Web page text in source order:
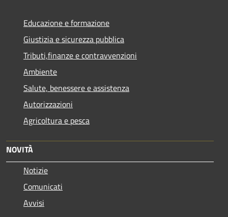
Educazione e formazione
Giustizia e sicurezza pubblica
Tributi,finanze e contravvenzioni
Ambiente
Salute, benessere e assistenza
Autorizzazioni
Agricoltura e pesca
NOVITÀ
Notizie
Comunicati
Avvisi